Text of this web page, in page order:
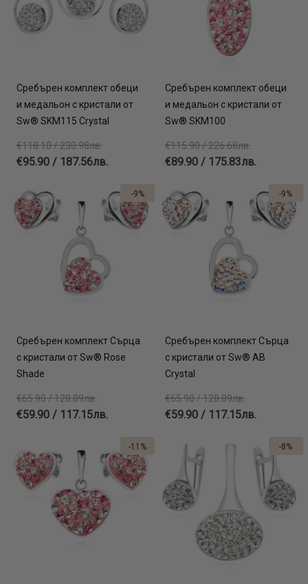
Сребърен комплект обеци
и медальон с кристали от
Sw® SKM115 Crystal
€118.10 / 230.98лв.
€95.90 / 187.56лв.
Сребърен комплект обеци
и медальон с кристали от
Sw® SKM100
€115.90 / 226.68лв.
€89.90 / 175.83лв.
Сребърен комплект Сърца
с кристали от Sw® Rose
Shade
€65.90 / 128.89лв.
€59.90 / 117.15лв.
-9%
Сребърен комплект Сърца
с кристали от Sw® AB
Crystal
€65.90 / 128.89лв.
€59.90 / 117.15лв.
-9%
-11% -8%